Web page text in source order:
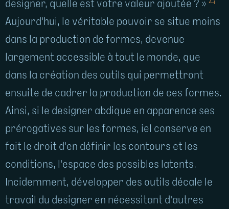
designer, quelle est votre valeur ajoutée ? » 4
Aujourd'hui, le véritable pouvoir se situe moins
dans la production de formes, devenue
largement accessible à tout le monde, que
dans la création des outils qui permettront
ensuite de cadrer la production de ces formes.
Ainsi, si le designer abdique en apparence ses
prérogatives sur les formes, iel conserve en
fait le droit d'en définir les contours et les
conditions, l'espace des possibles latents.
Incidemment, développer des outils décale le
travail du designer en nécessitant d'autres